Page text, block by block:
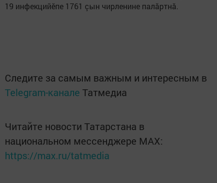
19 инфекцийӗпе 1761 çын чирленине палăртнă.
Следите за самым важным и интересным в
Telegram-канале Татмедиа
Читайте новости Татарстана в
национальном мессенджере MАХ:
https://max.ru/tatmedia